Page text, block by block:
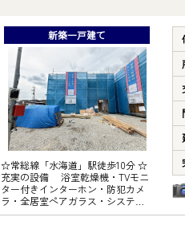
約450ｍ 〇水海道郵便局……約340
新築一戸建て
☆常総線「水海道」駅徒歩10分 ☆
充実の設備 浴室乾燥機・TVモニ
ター付きインターホン・防犯カメ
ラ・全居室ペアガラス・システム
キッチン等 ☆地震の揺れを吸収し